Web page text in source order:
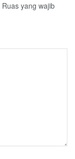
Ruas yang wajib